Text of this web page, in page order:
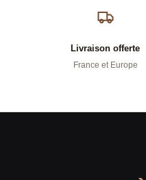
Livraison offerte
France et Europe